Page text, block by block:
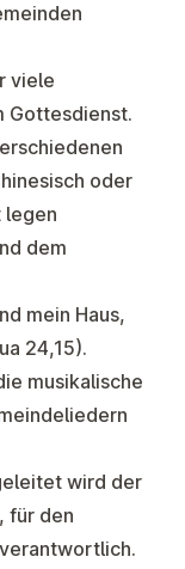
viele
Gottesdienst.
oder
legen
dem
mein Haus,
24,15).
musikalische
wird der
für den